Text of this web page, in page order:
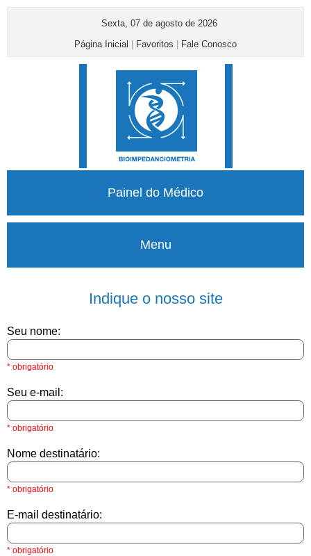
Sexta, 07 de agosto de 2026
Página Inicial
Favoritos Fale Conosco
Painel do Médico
Menu
Indique o nosso site
Seu nome:
* obrigatório
Seu e-mail:
* obrigatório
Nome destinatário:
* obrigatório
E-mail destinatário:
* obrigatório